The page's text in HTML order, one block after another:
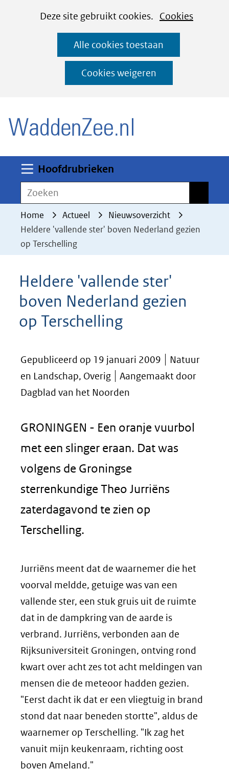
CookiesDeze site gebruikt cookies. Cookies
deze
worden
toegestaan
geweigerd.
Alle cookies toestaan
Cookies weigeren
Ga
naar
de
inhoud
Hoofdrubrieken
Zoeken
Home Actueel
Nieuwsoverzicht
Heldere 'vallende ster' boven Nederland gezien
op Terschelling
Heldere 'vallende ster'
boven Nederland gezien
op Terschelling
Gepubliceerd op 19 januari 2009
Natuur
en Landschap, Overig
Aangemaakt door
Dagblad van het Noorden
GRONINGEN - Een oranje vuurbol
met een slinger eraan. Dat was
volgens de Groningse
sterrenkundige Theo Jurriëns
zaterdagavond te zien op
Terschelling.
Jurriëns meent dat de waarnemer die het
voorval meldde, getuige was van een
vallende ster, een stuk gruis uit de ruimte
dat in de dampkring van de aarde is
verbrand. Jurriëns, verbonden aan de
Rijksuniversiteit Groningen, ontving rond
kwart over acht zes tot acht meldingen van
mensen die de meteoor hadden gezien.
"Eerst dacht ik dat er een vliegtuig in brand
stond dat naar beneden stortte", aldus de
waarnemer op Terschelling. "Ik zag het
vanuit mijn keukenraam, richting oost
boven Ameland."